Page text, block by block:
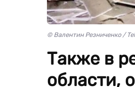
© Валентин Резниченко /
Также в
области,